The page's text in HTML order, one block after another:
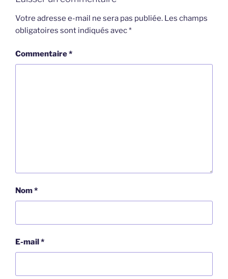
Votre adresse e-mail ne sera pas publiée. Les champs
obligatoires sont indiqués avec*
Commentaire*
Nom*
E-mail*